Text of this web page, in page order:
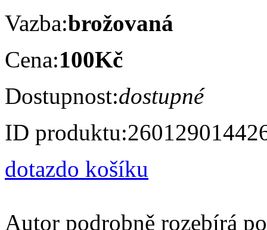
Vazba:brožovaná
Cena:100Kč
Dostupnost:dostupné
ID produktu:
dotazdo košíku
Autor podrobně rozebírá